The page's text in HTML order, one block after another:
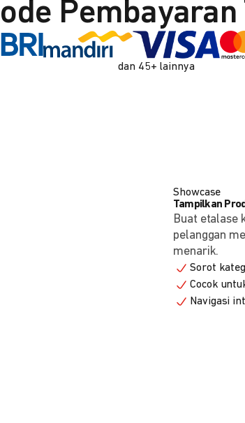
Pembayaran
dan 45+ lainnya
Showcase
Tampilkan
Buat etalase
pelanggan
menarik.
Sorot
Cocok
Navigasi